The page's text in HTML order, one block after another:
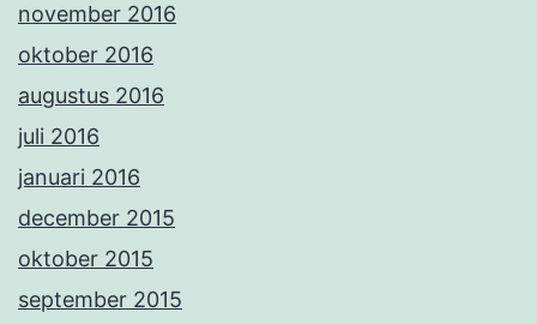
november 2016
oktober 2016
augustus 2016
juli 2016
januari 2016
december 2015
oktober 2015
september 2015